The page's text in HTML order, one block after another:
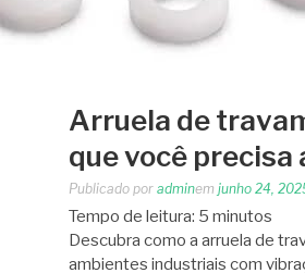
Arruela de
que você precisa
Publicado por adminem junho 24,
Tempo de leitura: 5 minutos
Descubra como a arruela de
ambientes industriais com